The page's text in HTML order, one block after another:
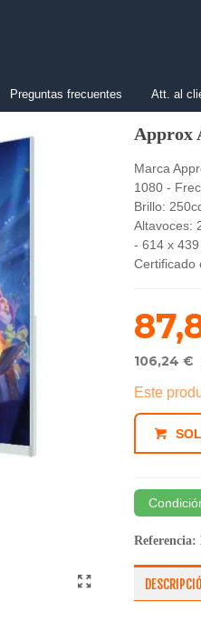
Preguntas frecuentes Att. al
Approx
Marca
1080 -
Brillo:
Altavoces:
- 614 x
Certificado
106,24 €
Este
Referencia: